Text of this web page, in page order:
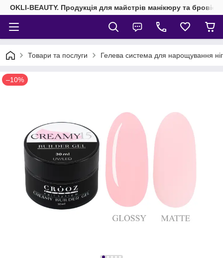
OKLI-BEAUTY. Продукція для майстрів манікюру та
Товари та послуги Гелева система для нарощування
–10%